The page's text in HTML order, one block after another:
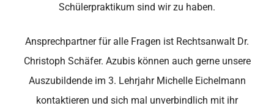
Schülerpraktikum sind wir zu haben.
Ansprechpartner für alle Fragen ist Rechtsanwalt Dr.
Christoph Schäfer. Azubis können auch gerne unsere
Auszubildende im 3. Lehrjahr Michelle Eichelmann
kontaktieren und sich mal unverbindlich mit ihr